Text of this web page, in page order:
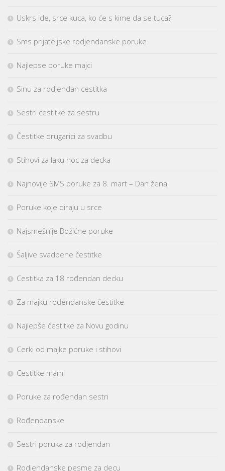
Uskrs ide, srce kuca, ko će s kime da se tuca?
Sms prijateljske rodjendanske poruke
Najlepse poruke majci
Sinu za rodjendan cestitka
Sestri cestitke za sestru
Čestitke drugarici za svadbu
Stihovi za laku noc za decka
Najnovije SMS poruke za 8. mart – Dan žena
Poruke koje diraju u srce
Najsmešnije Božićne poruke
Šaljive svadbene čestitke
Cestitka za 18 rođendan decku
Za majku rođendanske čestitke
Najlepše čestitke za Novu godinu
Cerki od majke poruke i stihovi
Cestitke mami
Poruke za rođendan sestri
Rođendanske
Sestri poruka za rodjendan
Rodjendanske pesme za decu